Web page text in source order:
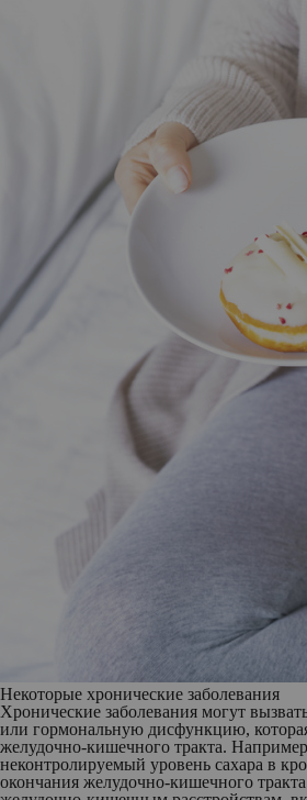
Некоторые хронические заболевания
Хронические заболевания могут
или гормональную дисфункцию,
желудочно-кишечного тракта.
неконтролируемый уровень сахара в
окончания желудочно-кишечного